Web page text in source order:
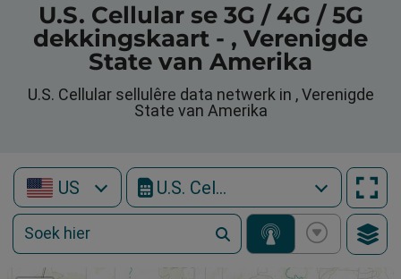
U.S. Cellular se 3G / 4G / 5G
dekkingskaart - , Verenigde
State van Amerika
U.S. Cellular sellulêre data netwerk in , Verenigde
State van Amerika
US U.S. Cellular